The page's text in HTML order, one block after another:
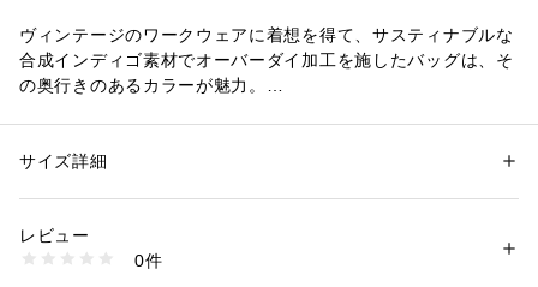
ヴィンテージのワークウェアに着想を得て、サスティナブルな
合成インディゴ素材でオーバーダイ加工を施したバッグは、そ
の奥行きのあるカラーが魅力。
スタイリングもジェンダーも選ばず日常に寄り添ってくれる、
〈OUR LEGACY（アワーレガシー）〉
Jockum HallinとChristopher Nyingがデザイナーを務めるスウ
性別：レディース
素材：コットン100％
洗濯：洗濯機、漂白不可、タンブル乾燥不可、アイロン仕上げ可、ドライ
サイズ詳細
レビュー
0件